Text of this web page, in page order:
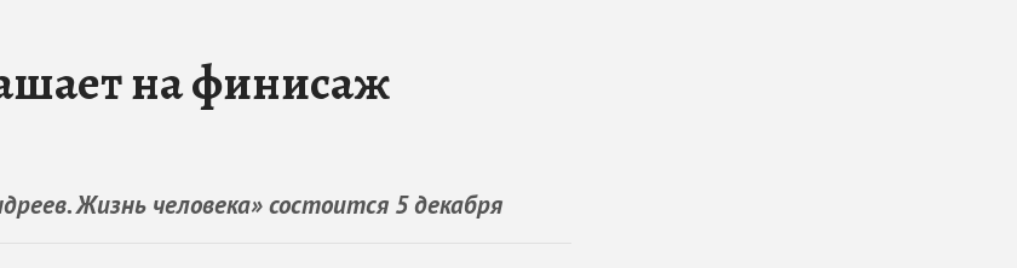
на финисаж
Жизнь человека» состоится 5 декабря